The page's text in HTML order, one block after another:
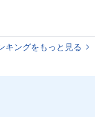
キングをもっと見る